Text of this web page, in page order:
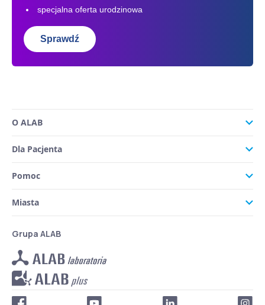
specjalna oferta urodzinowa
Sprawdź
O ALAB
Dla Pacjenta
Pomoc
Miasta
Grupa ALAB